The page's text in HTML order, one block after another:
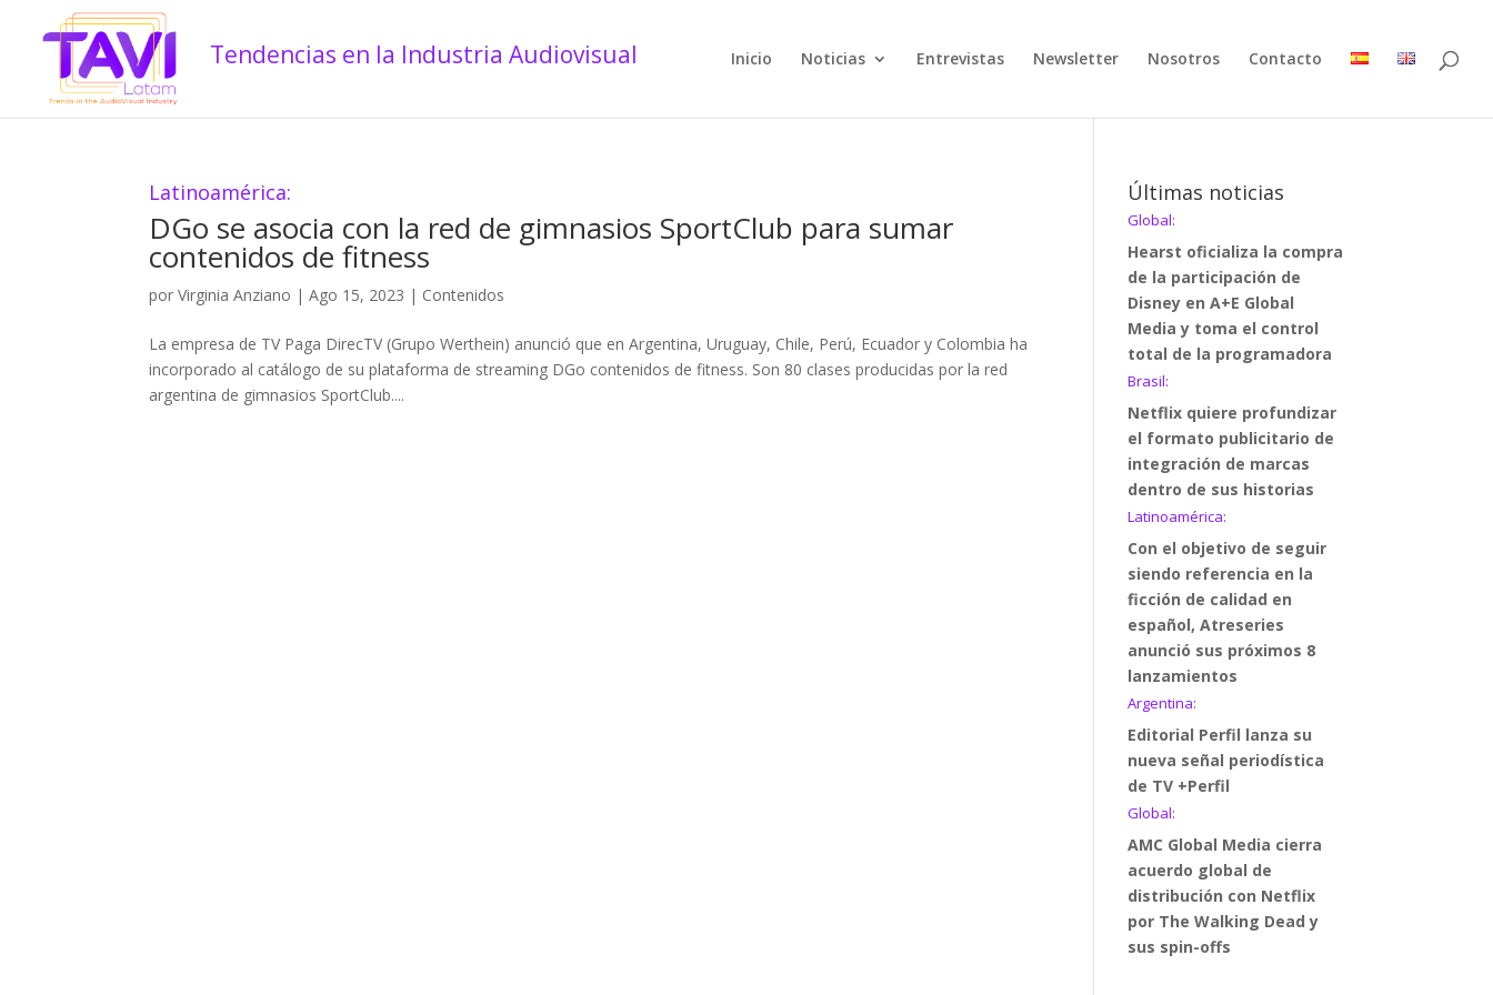
Inicio Noticias Entrevistas Newsletter Nosotros Contacto
Latinoamérica:
DGo se asocia con la red de gimnasios SportClub para sumar
contenidos de fitness
porVirginia Anziano |Ago 15, 2023 | Contenidos
La empresa de TV Paga DirecTV (Grupo Werthein) anunció que en Argentina, Uruguay, Chile, Perú, Ecuador y Colombia ha
incorporado al catálogo de su plataforma de streaming DGo contenidos de fitness. Son 80 clases producidas por la red
argentina de gimnasios SportClub....
Últimas noticias
Global:
Hearst oficializa la compra
de la participación de
Disney en A+E Global
Media y toma el control
total de la programadora
Brasil:
Netflix quiere profundizar
el formato publicitario de
integración de marcas
dentro de sus historias
Latinoamérica:
Con el objetivo de seguir
siendo referencia en la
ficción de calidad en
español, Atreseries
anunció sus próximos 8
lanzamientos
Argentina:
Editorial Perfil lanza su
nueva señal periodística
de TV +Perfil
Global:
AMC Global Media cierra
acuerdo global de
distribución con Netflix
por The Walking Dead y
sus spin-offs